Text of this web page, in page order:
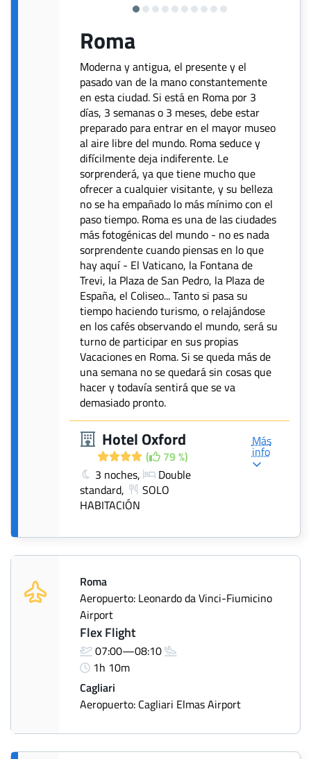
Roma
Moderna y antigua, el presente y el
pasado van de la mano constantemente
en esta ciudad. Si está en Roma por 3
días, 3 semanas o 3 meses, debe estar
preparado para entrar en el mayor museo
al aire libre del mundo. Roma seduce y
difícilmente deja indiferente. Le
sorprenderá, ya que tiene mucho que
ofrecer a cualquier visitante, y su belleza
no se ha empañado lo más mínimo con el
paso tiempo. Roma es una de las ciudades
más fotogénicas del mundo - no es nada
sorprendente cuando piensas en lo que
hay aquí - El Vaticano, la Fontana de
Trevi, la Plaza de San Pedro, la Plaza de
España, el Coliseo... Tanto si pasa su
tiempo haciendo turismo, o relajándose
en los cafés observando el mundo, será su
turno de participar en sus propias
Vacaciones en Roma. Si se queda más de
una semana no se quedará sin cosas que
hacer y todavía sentirá que se va
demasiado pronto.
Hotel Oxford
(
79 %)
3 noches,
Double
standard,
SOLO
HABITACIÓN
Más
info
Roma
Aeropuerto: Leonardo da Vinci-Fiumicino
Airport
Flex Flight
07:00—08:10
1h 10m
Cagliari
Aeropuerto: Cagliari Elmas Airport